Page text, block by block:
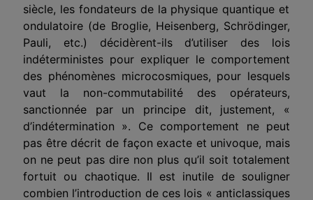
siècle, les fondateurs de la physique quantique et
ondulatoire (de Broglie, Heisenberg, Schrö­dinger,
Pauli, etc.) décidèrent-ils d’utiliser des lois
indéterministes pour expliquer le comportement
des phénomènes microcosmiques, pour lesquels
vaut la non-commutabilité des opérateurs,
sanctionnée par un principe dit, justement, «
d’indétermination ». Ce comportement ne peut
pas être décrit de façon exacte et univoque, mais
on ne peut pas dire non plus qu’il soit totalement
fortuit ou chaotique. Il est inutile de souligner
combien l’in­troduction de ces lois « anticlassiques